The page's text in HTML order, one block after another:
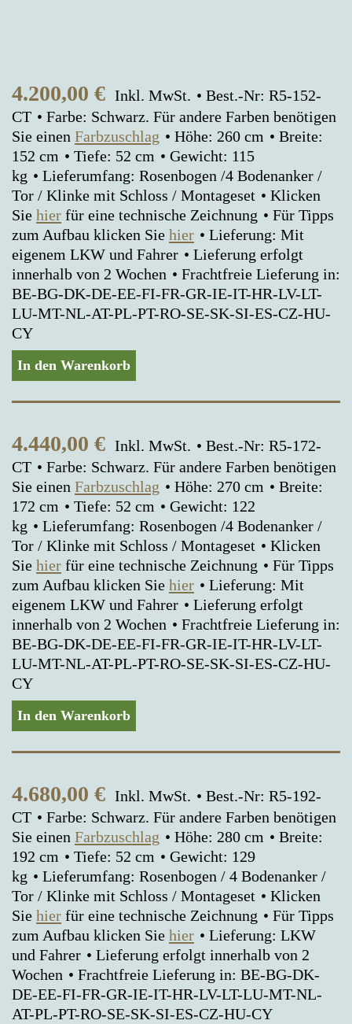
4.200,00 € Inkl. MwSt.
Best.-Nr: R5-152-
CT
Farbe: Schwarz. Für andere Farben benötigen
Sie einen Farbzuschlag Höhe: 260 cm
Breite:
152 cm
Tiefe: 52 cm
Gewicht: 115
kg
Lieferumfang: Rosenbogen /4 Bodenanker /
Tor / Klinke mit Schloss / Montageset
Klicken
Sie hier für eine technische Zeichnung
Für Tipps
zum Aufbau klicken Sie hier
Lieferung: Mit
eigenem LKW und Fahrer
Lieferung erfolgt
innerhalb von 2 Wochen
Frachtfreie Lieferung in:
BE-BG-DK-DE-EE-FI-FR-GR-IE-IT-HR-LV-LT-
LU-MT-NL-AT-PL-PT-RO-SE-SK-SI-ES-CZ-HU-
CY
In den Warenkorb
4.440,00 € Inkl. MwSt.
Best.-Nr: R5-172-
CT
Farbe: Schwarz. Für andere Farben benötigen
Sie einen Farbzuschlag Höhe: 270 cm
Breite:
172 cm
Tiefe: 52 cm
Gewicht: 122
kg
Lieferumfang: Rosenbogen /4 Bodenanker /
Tor / Klinke mit Schloss / Montageset
Klicken
Sie hier für eine technische Zeichnung
Für Tipps
zum Aufbau klicken Sie hier
Lieferung: Mit
eigenem LKW und Fahrer
Lieferung erfolgt
innerhalb von 2 Wochen
Frachtfreie Lieferung in:
BE-BG-DK-DE-EE-FI-FR-GR-IE-IT-HR-LV-LT-
LU-MT-NL-AT-PL-PT-RO-SE-SK-SI-ES-CZ-HU-
CY
In den Warenkorb
4.680,00 € Inkl. MwSt.
Best.-Nr: R5-192-
CT
Farbe: Schwarz. Für andere Farben benötigen
Sie einen Farbzuschlag Höhe: 280 cm
Breite:
192 cm
Tiefe: 52 cm
Gewicht: 129
kg
Lieferumfang: Rosenbogen / 4 Bodenanker /
Tor / Klinke mit Schloss / Montageset
Klicken
Sie hier für eine technische Zeichnung
Für Tipps
zum Aufbau klicken Sie hier
Lieferung: LKW
und Fahrer
Lieferung erfolgt innerhalb von 2
Wochen
Frachtfreie Lieferung in: BE-BG-DK-
DE-EE-FI-FR-GR-IE-IT-HR-LV-LT-LU-MT-NL-
AT-PL-PT-RO-SE-SK-SI-ES-CZ-HU-CY